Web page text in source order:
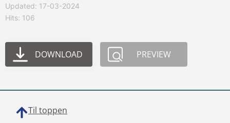
Updated: 17-03-2024
Hits: 106
DOWNLOAD PREVIEW
Til toppen